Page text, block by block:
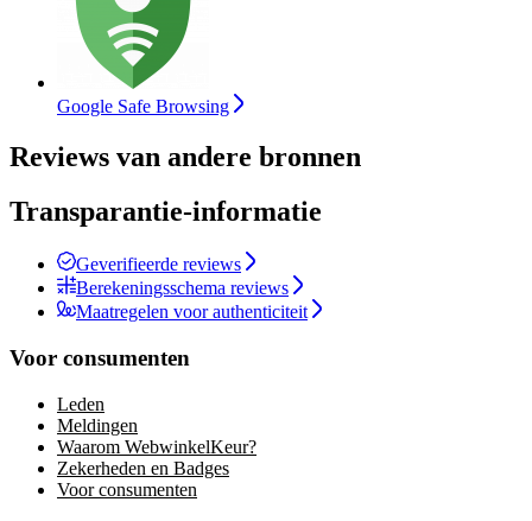
Google Safe Browsing
Reviews van andere bronnen
Transparantie-informatie
Geverifieerde reviews
Berekeningsschema reviews
Maatregelen voor authenticiteit
Voor consumenten
Leden
Meldingen
Waarom WebwinkelKeur?
Zekerheden en Badges
Voor consumenten